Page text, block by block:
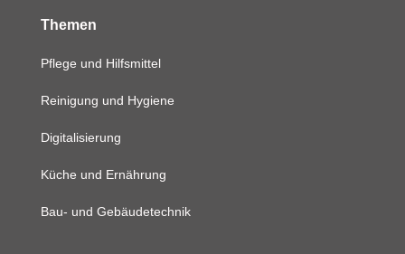
Themen
Pflege und Hilfsmittel
Reinigung und Hygiene
Digitalisierung
Küche und Ernährung
Bau- und Gebäudetechnik